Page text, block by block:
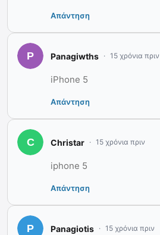
Απάντηση
Panagiwths 15 χρόνια πριν
iPhone 5
Απάντηση
Christar 15 χρόνια πριν
iphone 5
Απάντηση
Panagiotis 15 χρόνια πριν